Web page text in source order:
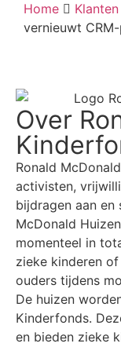
Home Klanten
vernieuwt
Over
Ronald
activisten,
bijdragen aan en
McDonald
momenteel in
zieke kinderen
ouders tijdens
De huizen
Kinderfonds.
en bieden zieke